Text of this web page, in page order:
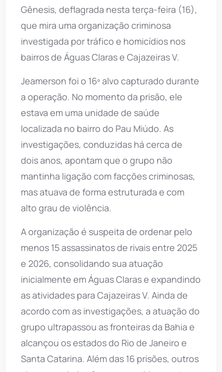
Gênesis, deflagrada nesta terça-feira (16),
que mira uma organização criminosa
investigada por tráfico e homicídios nos
bairros de Águas Claras e Cajazeiras V.
Jeamerson foi o 16º alvo capturado durante
a operação. No momento da prisão, ele
estava em uma unidade de saúde
localizada no bairro do Pau Miúdo. As
investigações, conduzidas há cerca de
dois anos, apontam que o grupo não
mantinha ligação com facções criminosas,
mas atuava de forma estruturada e com
alto grau de violência.
A organização é suspeita de ordenar pelo
menos 15 assassinatos de rivais entre 2025
e 2026, consolidando sua atuação
inicialmente em Águas Claras e expandindo
as atividades para Cajazeiras V. Ainda de
acordo com as investigações, a atuação do
grupo ultrapassou as fronteiras da Bahia e
alcançou os estados do Rio de Janeiro e
Santa Catarina. Além das 16 prisões, outros